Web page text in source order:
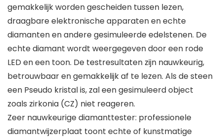
gemakkelijk worden gescheiden tussen lezen,
draagbare elektronische apparaten en echte
diamanten en andere gesimuleerde edelstenen. De
echte diamant wordt weergegeven door een rode
LED en een toon. De testresultaten zijn nauwkeurig,
betrouwbaar en gemakkelijk af te lezen. Als de steen
een Pseudo kristal is, zal een gesimuleerd object
zoals zirkonia (CZ) niet reageren.
Zeer nauwkeurige diamanttester: professionele
diamantwijzerplaat toont echte of kunstmatige